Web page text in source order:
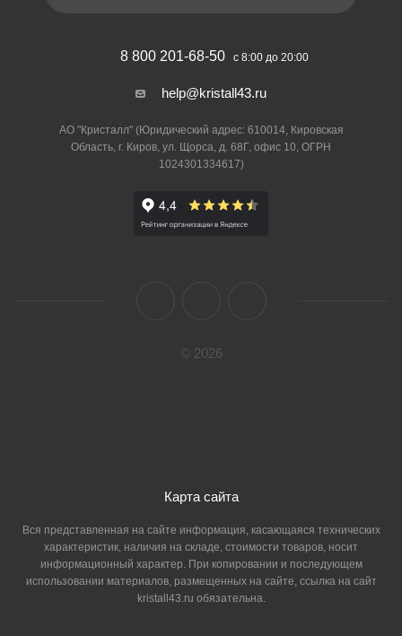
8 800 201-68-50 с 8:00 до 20:00
help@kristall43.ru
АО "Кристалл" (Юридический адрес: 610014, Кировская
Область, г. Киров, ул. Щорса, д. 68Г, офис 10, ОГРН
1024301334617)
© 2026
Карта сайта
Вся представленная на сайте информация, касающаяся технических
характеристик, наличия на складе, стоимости товаров, носит
информационный характер. При копировании и последующем
использовании материалов, размещенных на сайте, ссылка на сайт
kristall43.ru обязательна.